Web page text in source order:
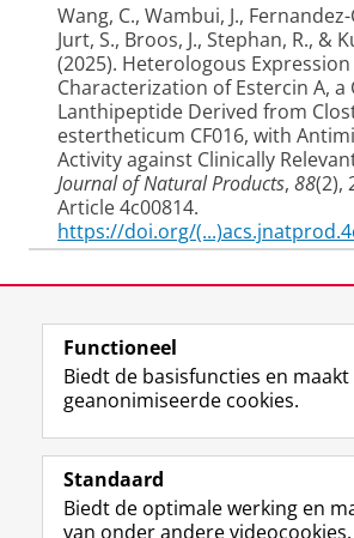
Wang, C., Wambui, J.,
Jurt, S., Broos, J., Stephan, R., &
(2025). Heterologous
Characterization of Estercin A, a
Lanthipeptide Derived from
estertheticum CF016, with
Activity against Clinically
Journal of Natural Products, 88(2),
Article 4c00814.
https://doi.org/
Belmonte-Reche, E., Martínez-
Insight into the epigenetic
expression in the bloodstream
forms of Trypanosoma brucei
involvement of G-quadruplexes
https://doi.org/10.1093/nargab/
Arias-Orozco, P., Cebrián, R., de
Kuipers, O. P.(2025).
View this page in:
Volg de RUG
F
a
e
L
i
k
-
Studiekiezers
Functioneel
Biedt de basisfuncties en
geanonimiseerde cookies.
Standaard
Biedt de optimale werking en
van onder andere videocookies.